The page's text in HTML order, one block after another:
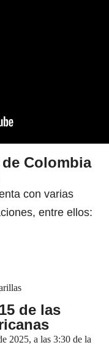
Colombia
con varias
entre ellos:
de las
2025, a las 3:30 de la